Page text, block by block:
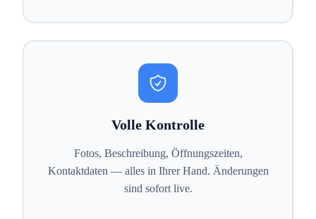
Volle Kontrolle
Fotos, Beschreibung, Öffnungszeiten,
Kontaktdaten — alles in Ihrer Hand. Änderungen
sind sofort live.